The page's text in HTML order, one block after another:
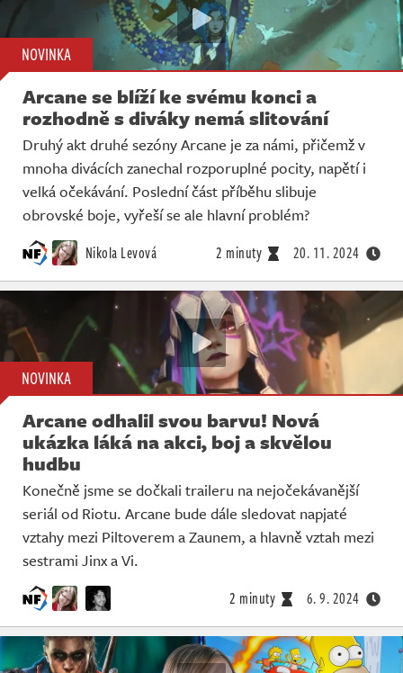
NOVINKA
Arcane se blíží ke svému konci a
rozhodně s diváky nemá slitování
Druhý akt druhé sezóny Arcane je za námi, přičemž v
mnoha divácích zanechal rozporuplné pocity, napětí i
velká očekávání. Poslední část příběhu slibuje
obrovské boje, vyřeší se ale hlavní problém?
Nikola Levová 2 minuty 20. 11. 2024
NOVINKA
Arcane odhalil svou barvu! Nová
ukázka láká na akci, boj a skvělou
hudbu
Konečně jsme se dočkali traileru na nejočekávanější
seriál od Riotu. Arcane bude dále sledovat napjaté
vztahy mezi Piltoverem a Zaunem, a hlavně vztah mezi
sestrami Jinx a Vi.
2 minuty 6. 9. 2024